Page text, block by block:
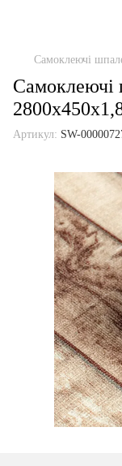
Самоклеючі
Самоклеючі
Артикул: SW-